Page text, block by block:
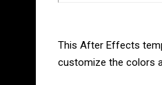
This After Effects
customize the colors